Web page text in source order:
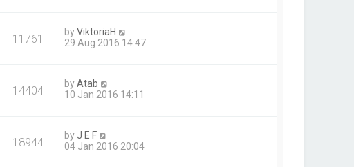
11761 byViktoriaH
29 Aug 2016 14:47
14404 byAtab
10 Jan 2016 14:11
18944 by J E F
04 Jan 2016 20:04